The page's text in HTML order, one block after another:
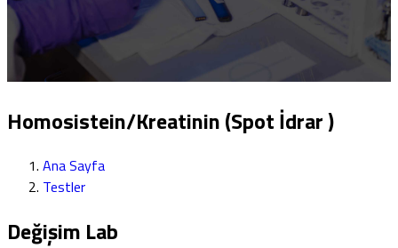
Homosistein/Kreatinin (Spot İdrar )
Ana Sayfa
Testler
Değişim Lab